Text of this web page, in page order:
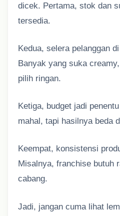
dicek. Pertama, stok dan
tersedia.
Kedua, selera pelanggan
Banyak yang suka
pilih ringan.
Ketiga, budget jadi
mahal, tapi hasilnya beda
Keempat, konsistensi
Misalnya, franchise butuh
cabang.
Jadi, jangan cuma lihat